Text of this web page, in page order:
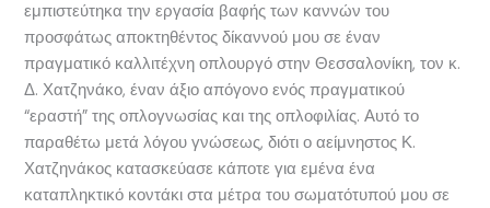
εμπιστεύτηκα την εργασία βαφής των καννών του
προσφάτως αποκτηθέντος δίκαννού μου σε έναν
πραγματικό καλλιτέχνη οπλουργό στην Θεσσαλονίκη, τον κ.
Δ. Χατζηνάκο, έναν άξιο απόγονο ενός πραγματικού
“εραστή” της οπλογνωσίας και της οπλοφιλίας. Αυτό το
παραθέτω μετά λόγου γνώσεως, διότι ο αείμνηστος Κ.
Χατζηνάκος κατασκεύασε κάποτε για εμένα ένα
καταπληκτικό κοντάκι στα μέτρα του σωματότυπού μου σε